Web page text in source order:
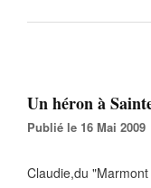
Un héron à
Publié le 16 Mai 2009
Claudie,du